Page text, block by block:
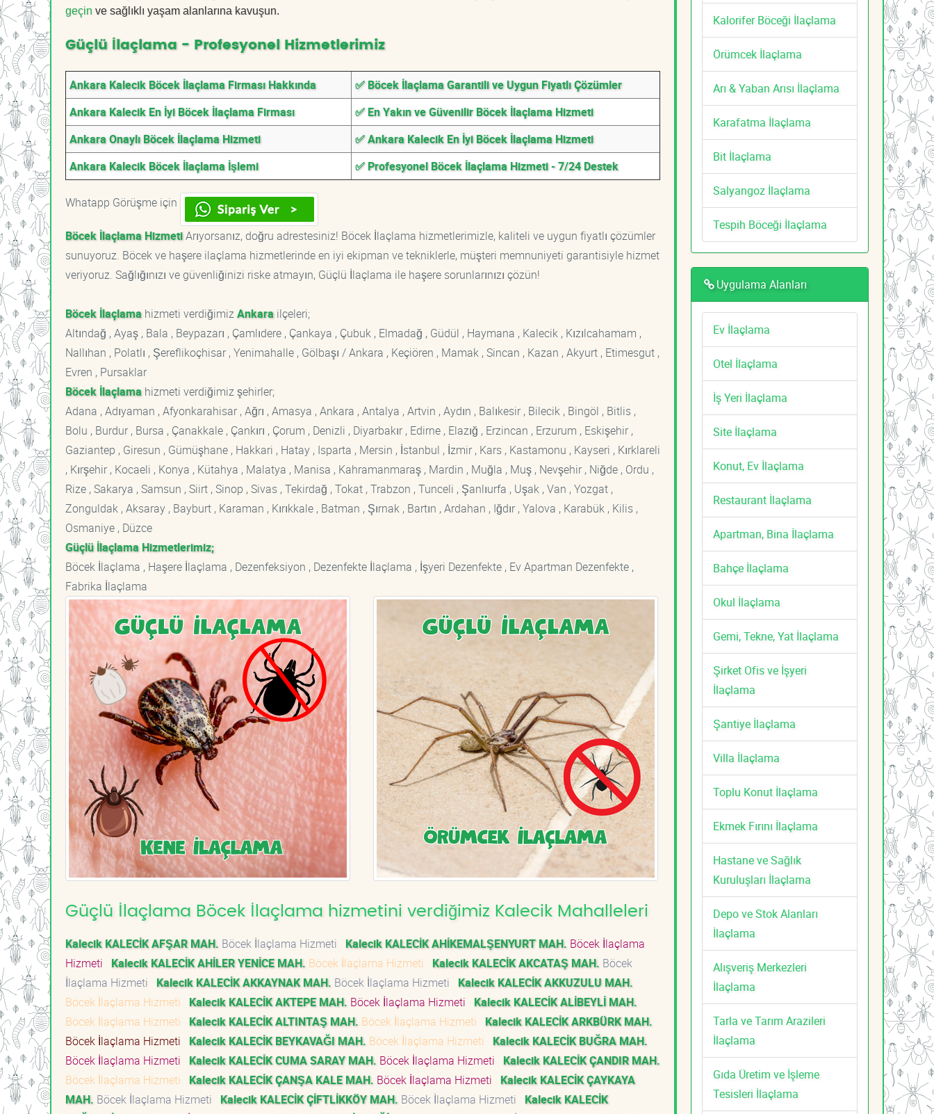
geçin ve sağlıklı yaşam alanlarına kavuşun.
Güçlü İlaçlama - Profesyonel Hizmetlerimiz
Ankara Kalecik Böcek İlaçlama Firması Hakkında
✅ Böcek İlaçlama Garantili ve Uygun Fiyatlı Çözümler
Ankara Kalecik En İyi Böcek İlaçlama Firması
✅ En Yakın ve Güvenilir Böcek İlaçlama Hizmeti
Ankara Onaylı Böcek İlaçlama Hizmeti
✅ Ankara Kalecik En İyi Böcek İlaçlama Hizmeti
Ankara Kalecik Böcek İlaçlama İşlemi
✅ Profesyonel Böcek İlaçlama Hizmeti - 7/24 Destek
Whatapp Görüşme için
Böcek İlaçlama HizmetiArıyorsanız, doğru adrestesiniz! Böcek İlaçlama hizmetlerimizle, kaliteli ve uygun fiyatlı çözümler
sunuyoruz. Böcek ve haşere ilaçlama hizmetlerinde en iyi ekipman ve tekniklerle, müşteri memnuniyeti garantisiyle hizmet
veriyoruz. Sağlığınızı ve güvenliğinizi riske atmayın, Güçlü İlaçlama ile haşere sorunlarınızı çözün!
Böcek İlaçlama hizmeti verdiğimizAnkara ilçeleri;
Altındağ , Ayaş , Bala , Beypazarı , Çamlıdere , Çankaya , Çubuk , Elmadağ , Güdül , Haymana , Kalecik , Kızılcahamam ,
Nallıhan , Polatlı , Şereflikoçhisar , Yenimahalle , Gölbaşı / Ankara , Keçiören , Mamak , Sincan , Kazan , Akyurt , Etimesgut ,
Evren , Pursaklar
Böcek İlaçlama hizmeti verdiğimiz şehirler;
Adana , Adıyaman , Afyonkarahisar , Ağrı , Amasya , Ankara , Antalya , Artvin , Aydın , Balıkesir , Bilecik , Bingöl , Bitlis ,
Bolu , Burdur , Bursa , Çanakkale , Çankırı , Çorum , Denizli , Diyarbakır , Edirne , Elazığ , Erzincan , Erzurum , Eskişehir ,
Gaziantep , Giresun , Gümüşhane , Hakkari , Hatay , Isparta , Mersin , İstanbul , İzmir , Kars , Kastamonu , Kayseri , Kırklareli
, Kırşehir , Kocaeli , Konya , Kütahya , Malatya , Manisa , Kahramanmaraş , Mardin , Muğla , Muş , Nevşehir , Niğde , Ordu ,
Rize , Sakarya , Samsun , Siirt , Sinop , Sivas , Tekirdağ , Tokat , Trabzon , Tunceli , Şanlıurfa , Uşak , Van , Yozgat ,
Zonguldak , Aksaray , Bayburt , Karaman , Kırıkkale , Batman , Şırnak , Bartın , Ardahan , Iğdır , Yalova , Karabük , Kilis ,
Osmaniye , Düzce
Güçlü İlaçlama Hizmetlerimiz;
Böcek İlaçlama , Haşere İlaçlama , Dezenfeksiyon , Dezenfekte İlaçlama , İşyeri Dezenfekte , Ev Apartman Dezenfekte ,
Fabrika İlaçlama
Güçlü İlaçlama Böcek İlaçlama hizmetini verdiğimiz Kalecik Mahalleleri
Kalecik KALECİK AFŞAR MAH. Böcek İlaçlama Hizmeti Kalecik KALECİK AHİKEMALŞENYURT MAH. Böcek İlaçlama
Hizmeti
Kalecik KALECİK AHİLER YENİCE MAH. Böcek İlaçlama Hizmeti Kalecik KALECİK AKCATAŞ MAH. Böcek
İlaçlama Hizmeti
Kalecik KALECİK AKKAYNAK MAH. Böcek İlaçlama Hizmeti
Kalecik KALECİK AKKUZULU MAH.
Böcek İlaçlama Hizmeti
Kalecik KALECİK AKTEPE MAH. Böcek İlaçlama Hizmeti
Kalecik KALECİK ALİBEYLİ MAH.
Böcek İlaçlama Hizmeti
Kalecik KALECİK ALTINTAŞ MAH. Böcek İlaçlama Hizmeti
Kalecik KALECİK ARKBÜRK MAH.
Böcek İlaçlama Hizmeti
Kalecik KALECİK BEYKAVAĞI MAH. Böcek İlaçlama Hizmeti
Kalecik KALECİK BUĞRA MAH.
Böcek İlaçlama Hizmeti
Kalecik KALECİK CUMA SARAY MAH. Böcek İlaçlama Hizmeti
Kalecik KALECİK ÇANDIR MAH.
Böcek İlaçlama Hizmeti
Kalecik KALECİK ÇANŞA KALE MAH. Böcek İlaçlama Hizmeti
Kalecik KALECİK ÇAYKAYA
MAH. Böcek İlaçlama Hizmeti Kalecik KALECİK ÇİFTLİKKÖY MAH. Böcek İlaçlama Hizmeti
Kalecik KALECİK
Kalorifer Böceği İlaçlama
Örümcek İlaçlama
Arı & Yaban Arısı İlaçlama
Karafatma İlaçlama
Bit İlaçlama
Salyangoz İlaçlama
Tespih Böceği İlaçlama
Uygulama Alanları
Ev İlaçlama
Otel İlaçlama
İş Yeri İlaçlama
Site İlaçlama
Konut, Ev İlaçlama
Restaurant İlaçlama
Apartman, Bina İlaçlama
Bahçe İlaçlama
Okul İlaçlama
Gemi, Tekne, Yat İlaçlama
Şirket Ofis ve İşyeri
İlaçlama
Şantiye İlaçlama
Villa İlaçlama
Toplu Konut İlaçlama
Ekmek Fırını İlaçlama
Hastane ve Sağlık
Kuruluşları İlaçlama
Depo ve Stok Alanları
İlaçlama
Alışveriş Merkezleri
İlaçlama
Tarla ve Tarım Arazileri
İlaçlama
Gıda Üretim ve İşleme
Tesisleri İlaçlama